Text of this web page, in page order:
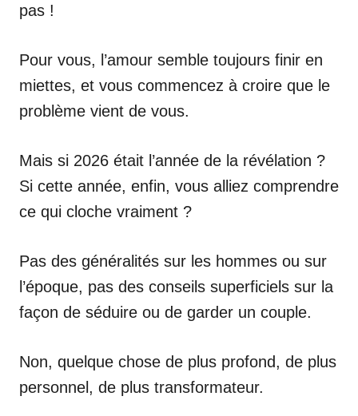
pas !
Pour vous, l’amour semble toujours finir en
miettes, et vous commencez à croire que le
problème vient de vous.
Mais si 2026 était l’année de la révélation ?
Si cette année, enfin, vous alliez comprendre
ce qui cloche vraiment ?
Pas des généralités sur les hommes ou sur
l’époque, pas des conseils superficiels sur la
façon de séduire ou de garder un couple.
Non, quelque chose de plus profond, de plus
personnel, de plus transformateur.